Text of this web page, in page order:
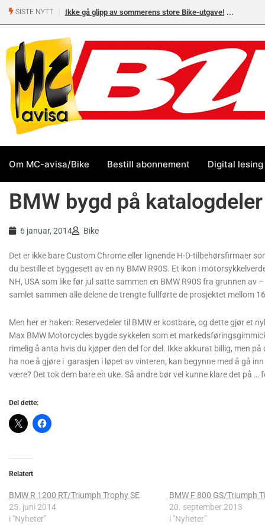
SISTE NYTT Ikke gå glipp av sommerens store Bike-utgave!
Om MC-avisa/Bike Bestill abonnement Digital lesing
BMW bygd på katalogdeler
6 januar, 2014 Bike
Det er ikke bare Custom Chrome eller lignende H-D-tilbehørsfirmaer
du bestille et byggesett av en ny BMW R90S. Et ikon i
NH, USA som like før jul satte sammen en BMW R90S fra grunnen av
samlet sammen alle delene de trengte fullførte de prosjektet mellom
Men her er haken: Reservedeler til BMW er kostbare, og dette gjør et
Max BMW Motorcycles bygde sykkelen som et
rimelig å anta hvis du kjøper den del for del. Ikke akkurat billig, men
ha noe å gjøre i garasjen i løpet av vinteren, kan begynne med å gå
være? Det tok dem bare en uke. Så andre bør vel kunne klare det på …
Del dette:
Relatert
BMW R 1200 RT/Triumph Trophy SE
25. juni 2014
i "Nyheter"
BMW F 800 GS/Triumph
20. september 2013
i "Nyheter"